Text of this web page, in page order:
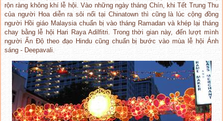
rộn ràng không khí lễ hội. Vào những ngày tháng Chín, khi Tết Trung Thu
của người Hoa diễn ra sôi nổi tại Chinatown thì cũng là lúc cộng đồng
người Hồi giáo Malaysia chuẩn bị vào tháng Ramadan và khép lại tháng
chay bằng lễ hội Hari Raya Adilfitri. Trong thời gian này, đến lượt mình
người Ấn Độ theo đạo Hindu cũng chuẩn bị bước vào mùa lễ hội Ánh
sáng - Deepavali.